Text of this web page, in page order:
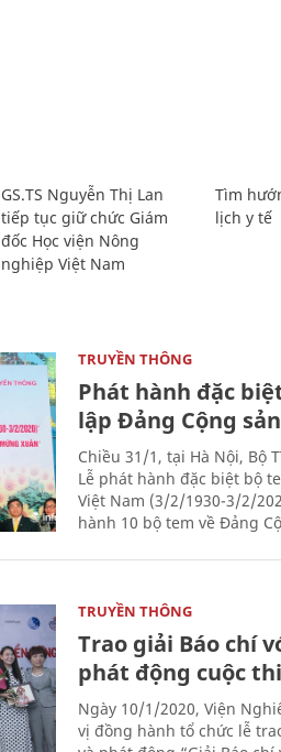
GS.TS Nguyễn Thị Lan
tiếp tục giữ chức Giám
đốc Học viện Nông
nghiệp Việt Nam
Tìm
lịch y tế
TRUYỀN THÔNG
Phát hành đặc
lập Đảng Cộng
Chiều 31/1, tại Hà Nội, Bộ
Lễ phát hành đặc biệt bộ
Việt Nam (3/2/1930-3/2/
hành 10 bộ tem về Đảng
TRUYỀN THÔNG
Trao giải Báo chí
phát động cuộc
Ngày 10/1/2020, Viện
vị đồng hành tổ chức lễ